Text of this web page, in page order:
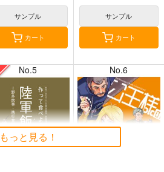
7月30日掲載
7月28日掲載
サンプル
カート
サンプル
カート
No.5 No.6
もっと見る！